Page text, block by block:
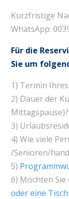
Kurzfristige
WhatsApp:
Für die
Sie um
1) Termin
2) Dauer der
Mittagspause)?
3)
4) Wie viele
/Senioren/
5)
6) Möchten Sie
oder eine